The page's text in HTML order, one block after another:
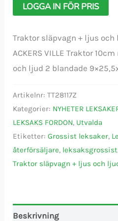
LOGGA IN FÖR PRIS
Traktor släpvagn + ljus och
ACKERS VILLE Traktor
och ljud 2 blandade
Artikelnr:TT28117Z
Kategorier: NYHETER
LEKSAKS FORDON, Utvalda
Etiketter:Grossist leksaker,
återförsäljare, leksaksgrossist
Traktor släpvagn + ljus och
Beskrivning